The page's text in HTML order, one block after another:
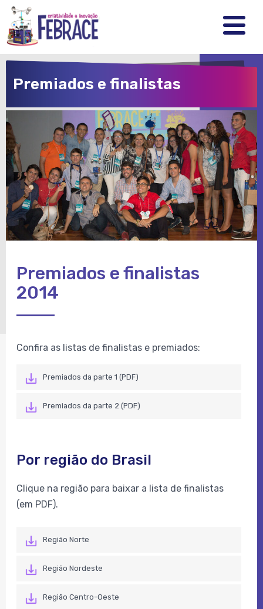
FEBRRACE
.
.
.
Premiados e finalistas
Premiados e finalistas
2014
Confira as listas de finalistas e premiados:
Premiados da parte 1 (PDF)
Premiados da parte 2 (PDF)
Por região do Brasil
Clique na região para baixar a lista de finalistas
(em PDF).
Região Norte
Região Nordeste
Região Centro-Oeste